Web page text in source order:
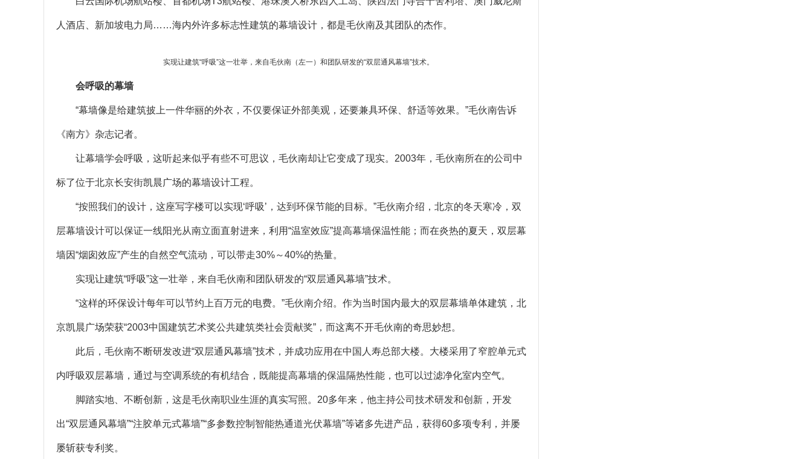
人酒店、新加坡电力局……海内外许多标志性建筑的幕墙设计，都是毛伙南及其团队的杰作。
实现让建筑“呼吸”这一壮举，来自毛伙南（左一）和团队研发的“双层通风幕墙”技术。
会呼吸的幕墙
“幕墙像是给建筑披上一件华丽的外衣，不仅要保证外部美观，还要兼具环保、舒适等效果。”毛伙南告诉
《南方》杂志记者。
让幕墙学会呼吸，这听起来似乎有些不可思议，毛伙南却让它变成了现实。2003年，毛伙南所在的公司中
标了位于北京长安街凯晨广场的幕墙设计工程。
“按照我们的设计，这座写字楼可以实现‘呼吸’，达到环保节能的目标。”毛伙南介绍，北京的冬天寒冷，双
层幕墙设计可以保证一线阳光从南立面直射进来，利用“温室效应”提高幕墙保温性能；而在炎热的夏天，双层幕
墙因“烟囱效应”产生的自然空气流动，可以带走30%～40%的热量。
实现让建筑“呼吸”这一壮举，来自毛伙南和团队研发的“双层通风幕墙”技术。
“这样的环保设计每年可以节约上百万元的电费。”毛伙南介绍。作为当时国内最大的双层幕墙单体建筑，北
京凯晨广场荣获“2003中国建筑艺术奖公共建筑类社会贡献奖”，而这离不开毛伙南的奇思妙想。
此后，毛伙南不断研发改进“双层通风幕墙”技术，并成功应用在中国人寿总部大楼。大楼采用了窄腔单元式
内呼吸双层幕墙，通过与空调系统的有机结合，既能提高幕墙的保温隔热性能，也可以过滤净化室内空气。
脚踏实地、不断创新，这是毛伙南职业生涯的真实写照。20多年来，他主持公司技术研发和创新，开发
出“双层通风幕墙”“注胶单元式幕墙”“多参数控制智能热通道光伏幕墙”等诸多先进产品，获得60多项专利，并屡
屡斩获专利奖。